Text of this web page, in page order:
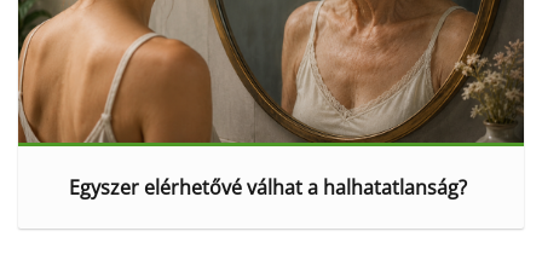
Egyszer elérhetővé válhat a halhatatlanság?